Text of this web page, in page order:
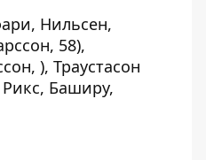
Нильсен,
58),
), Траустасон
Баширу,